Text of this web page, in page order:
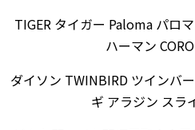
TIGER タイガー Paloma パロ
ハーマン
ダイソン TWINBIRD ツインバ
ギ アラジン スラ